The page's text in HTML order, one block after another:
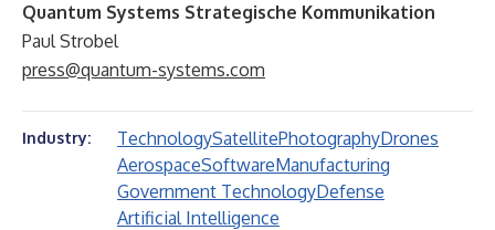
Quantum Systems Strategische Kommunikation
Paul Strobel
press@quantum-systems.com
Industry: TechnologySatellitePhotographyDrones
AerospaceSoftwareManufacturing
Government TechnologyDefense
Artificial Intelligence